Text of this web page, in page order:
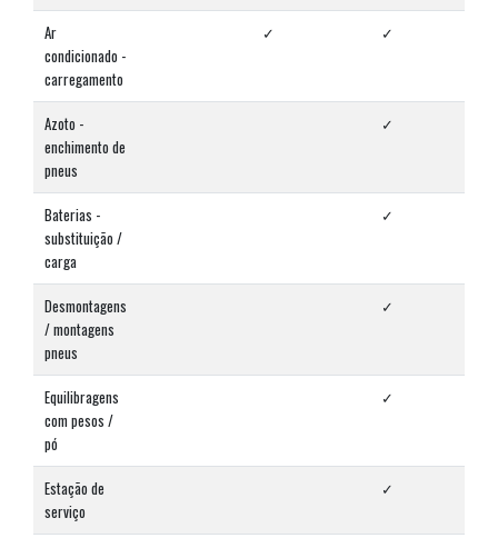
Ar
condicionado -
carregamento
✓ ✓
Azoto -
enchimento de
pneus
✓
Baterias -
substituição /
carga
✓
Desmontagens
/ montagens
pneus
✓
Equilibragens
com pesos /
pó
✓
Estação de
serviço
✓